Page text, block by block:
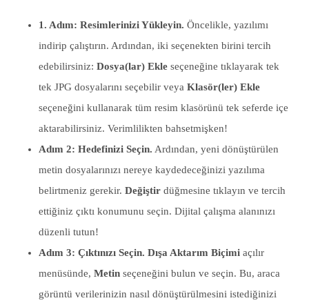
1. Adım: Resimlerinizi Yükleyin. Öncelikle, yazılımı
indirip çalıştırın. Ardından, iki seçenekten birini tercih
edebilirsiniz: Dosya(lar) Ekle seçeneğine tıklayarak tek
tek JPG dosyalarını seçebilir veya Klasör(ler) Ekle
seçeneğini kullanarak tüm resim klasörünü tek seferde içe
aktarabilirsiniz. Verimlilikten bahsetmişken!
Adım 2: Hedefinizi Seçin. Ardından, yeni dönüştürülen
metin dosyalarınızı nereye kaydedeceğinizi yazılıma
belirtmeniz gerekir. Değiştir düğmesine tıklayın ve tercih
ettiğiniz çıktı konumunu seçin. Dijital çalışma alanınızı
düzenli tutun!
Adım 3: Çıktınızı Seçin. Dışa Aktarım Biçimi açılır
menüsünde, Metin seçeneğini bulun ve seçin. Bu, araca
görüntü verilerinizin nasıl dönüştürülmesini istediğinizi